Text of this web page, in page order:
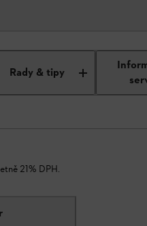
Rady & tipy
21% DPH.